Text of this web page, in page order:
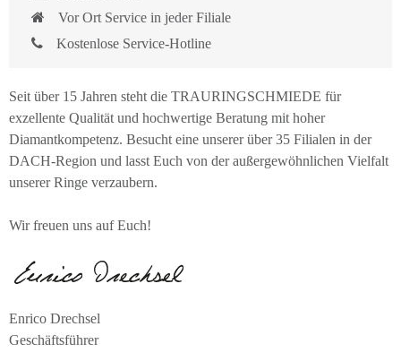
Vor Ort Service in jeder Filiale
Kostenlose Service-Hotline
Seit über 15 Jahren steht die TRAURINGSCHMIEDE für
exzellente Qualität und hochwertige Beratung mit hoher
Diamantkompetenz. Besucht eine unserer über 35 Filialen in der
DACH-Region und lasst Euch von der außergewöhnlichen Vielfalt
unserer Ringe verzaubern.
Wir freuen uns auf Euch!
Enrico Drechsel
Geschäftsführer